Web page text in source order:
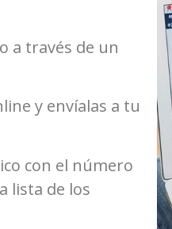
a través de un
y envíalas a tu
con el número
lista de los